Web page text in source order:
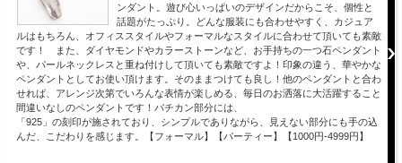
ンダント。遊び心いっぱいのデザインだからこそ、個性と
話題がたっぷり。どんな服装にも合わせやすく、カジュア
ルはもちろん、オフィススタイルやフォーマルなスタイルに合わせて頂いても素敵
です！ また、ダイヤモンドやカラーストーンなど、お手持ちの一つ石ペンダント
や、パールネックレスと重ね付けして頂いても素敵ですよ！印象の違う、華やかな
ペンダントとしてお使い頂けます。そのままつけても良し！他のペンダントと合わ
せれば、アレンジ次第でいろんな表情が楽しめる、毎日のお洒落に大活躍すること
間違いなしのペンダントです！バチカン部分には、
「925」の刻印が施されており、シンプルでありながら、見えない部分にも手の込
んだ、こだわりを感じます。【フォーマル】【パーティー】【1000円-4999円】